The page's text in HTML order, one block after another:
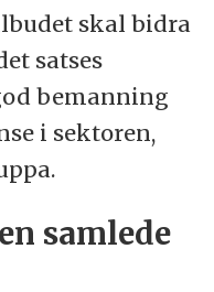
skal bidra
satses
bemanning
i sektoren,
samlede